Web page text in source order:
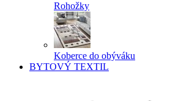
Rohožky
Koberce do obýváku
BYTOVÝ TEXTIL